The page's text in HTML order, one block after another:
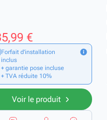
€
Forfait d’installation
inclus
+ garantie pose incluse
+ TVA réduite 10%
Voir le produit